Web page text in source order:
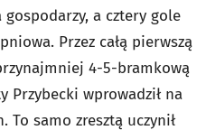
a cztery gole
Przez całą pierwszą
4-5-bramkową
Przybecki wprowadził na
To samo zresztą uczynił